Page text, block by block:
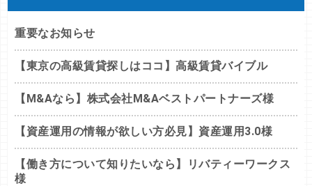
重要なお知らせ
【東京の高級賃貸探しはココ】高級賃貸バイブル
【M&Aなら】株式会社M&Aベストパートナーズ様
【資産運用の情報が欲しい方必見】資産運用3.0様
【働き方について知りたいなら】リバティーワークス
様